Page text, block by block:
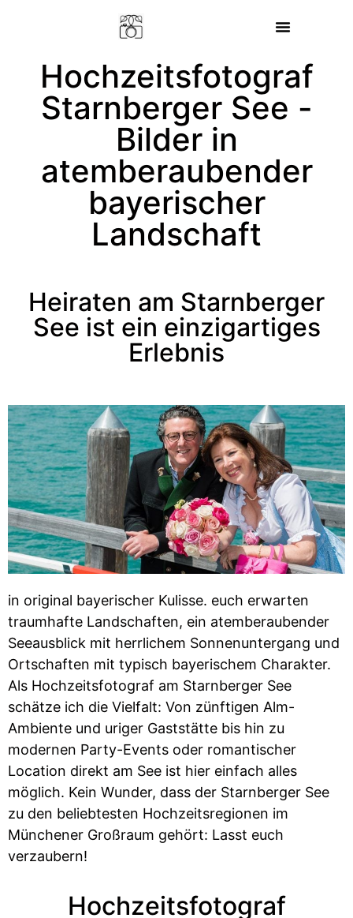
Hochzeitsfotograf
Starnberger See -
Bilder in
atemberaubender
bayerischer
Landschaft
Heiraten am Starnberger
See ist ein einzigartiges
Erlebnis
in original bayerischer Kulisse. euch erwarten
traumhafte Landschaften, ein atemberaubender
Seeausblick mit herrlichem Sonnenuntergang und
Ortschaften mit typisch bayerischem Charakter.
Als Hochzeitsfotograf am Starnberger See
schätze ich die Vielfalt: Von zünftigen Alm-
Ambiente und uriger Gaststätte bis hin zu
modernen Party-Events oder romantischer
Location direkt am See ist hier einfach alles
möglich. Kein Wunder, dass der Starnberger See
zu den beliebtesten Hochzeitsregionen im
Münchener Großraum gehört: Lasst euch
verzaubern!
Hochzeitsfotograf